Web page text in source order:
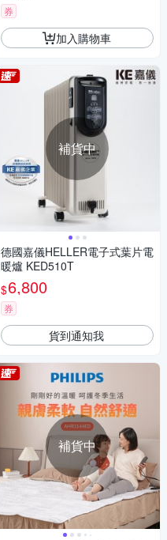
券
加入購物車
補貨中
德國嘉儀HELLER電子式葉片電
暖爐 KED510T
$6,800
券
貨到通知我
補貨中